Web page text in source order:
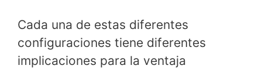
Cada una de estas diferentes
configuraciones tiene diferentes
implicaciones para la ventaja